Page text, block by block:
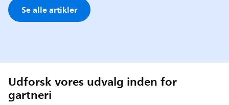
Se alle artikler
Udforsk vores udvalg inden for
gartneri